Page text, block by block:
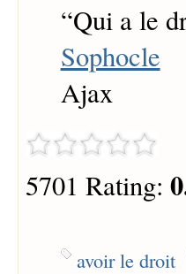
“Qui a le
Sophocle
Ajax
5701 Rating:
avoir le droit